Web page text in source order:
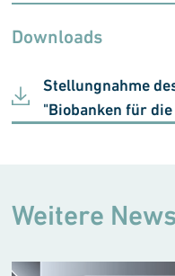
Downloads
Stellungnahme
"Biobanken für
Weitere News